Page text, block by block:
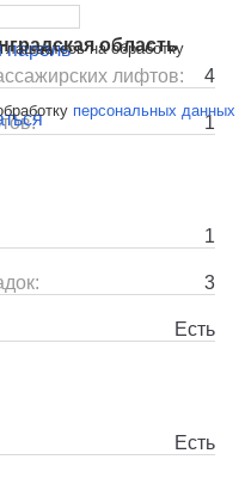
область
лифтов: 4
1
1
3
Есть
Есть
персональных данных
на обработку